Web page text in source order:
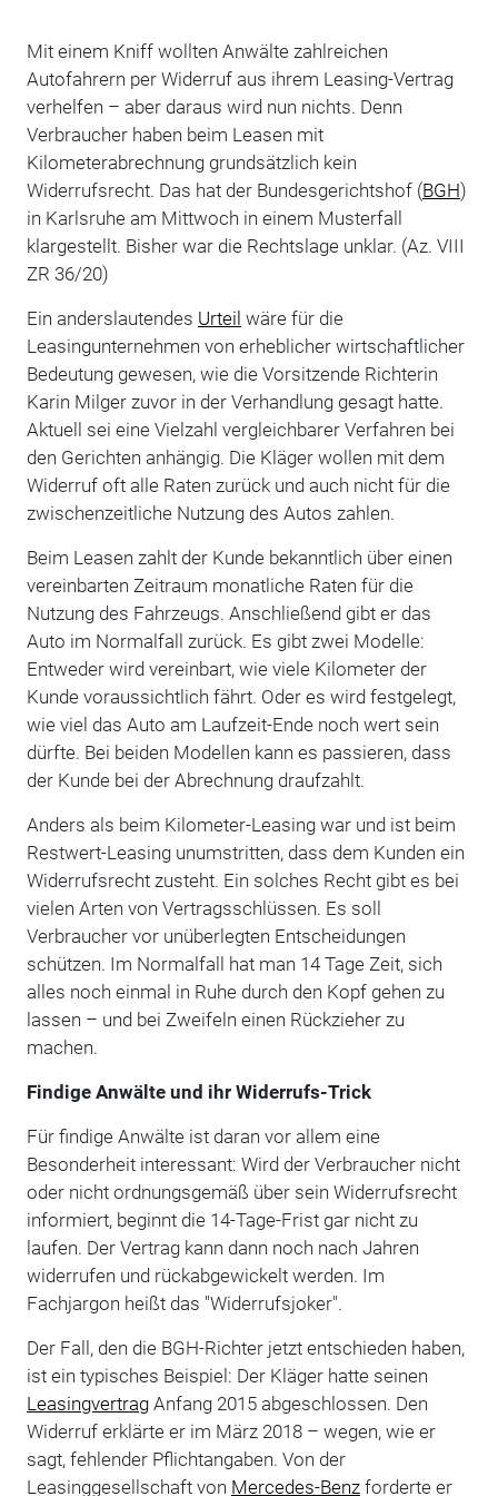
Mit einem Kniff wollten Anwälte zahlreichen
Autofahrern per Widerruf aus ihrem Leasing-Vertrag
verhelfen – aber daraus wird nun nichts. Denn
Verbraucher haben beim Leasen mit
Kilometerabrechnung grundsätzlich kein
Widerrufsrecht. Das hat der Bundesgerichtshof (BGH)
in Karlsruhe am Mittwoch in einem Musterfall
klargestellt. Bisher war die Rechtslage unklar. (Az. VIII
ZR 36/20)
Ein anderslautendes Urteil wäre für die
Leasingunternehmen von erheblicher wirtschaftlicher
Bedeutung gewesen, wie die Vorsitzende Richterin
Karin Milger zuvor in der Verhandlung gesagt hatte.
Aktuell sei eine Vielzahl vergleichbarer Verfahren bei
den Gerichten anhängig. Die Kläger wollen mit dem
Widerruf oft alle Raten zurück und auch nicht für die
zwischenzeitliche Nutzung des Autos zahlen.
Beim Leasen zahlt der Kunde bekanntlich über einen
vereinbarten Zeitraum monatliche Raten für die
Nutzung des Fahrzeugs. Anschließend gibt er das
Auto im Normalfall zurück. Es gibt zwei Modelle:
Entweder wird vereinbart, wie viele Kilometer der
Kunde voraussichtlich fährt. Oder es wird festgelegt,
wie viel das Auto am Laufzeit-Ende noch wert sein
dürfte. Bei beiden Modellen kann es passieren, dass
der Kunde bei der Abrechnung draufzahlt.
Anders als beim Kilometer-Leasing war und ist beim
Restwert-Leasing unumstritten, dass dem Kunden ein
Widerrufsrecht zusteht. Ein solches Recht gibt es bei
vielen Arten von Vertragsschlüssen. Es soll
Verbraucher vor unüberlegten Entscheidungen
schützen. Im Normalfall hat man 14 Tage Zeit, sich
alles noch einmal in Ruhe durch den Kopf gehen zu
lassen – und bei Zweifeln einen Rückzieher zu
machen.
Findige Anwälte und ihr Widerrufs-Trick
Für findige Anwälte ist daran vor allem eine
Besonderheit interessant: Wird der Verbraucher nicht
oder nicht ordnungsgemäß über sein Widerrufsrecht
informiert, beginnt die 14-Tage-Frist gar nicht zu
laufen. Der Vertrag kann dann noch nach Jahren
widerrufen und rückabgewickelt werden. Im
Fachjargon heißt das "Widerrufsjoker".
Der Fall, den die BGH-Richter jetzt entschieden haben,
ist ein typisches Beispiel: Der Kläger hatte seinen
LeasingvertragAnfang 2015 abgeschlossen. Den
Widerruf erklärte er im März 2018 – wegen, wie er
sagt, fehlender Pflichtangaben. Von der
Leasinggesellschaft von Mercedes-Benzforderte er